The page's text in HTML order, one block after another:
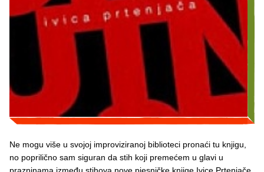
Ne mogu više u svojoj improviziranoj biblioteci pronaći tu knjigu,
no poprilično sam siguran da stih koji premećem u glavi u
prazninama između stihova nove pjesničke knjige Ivice Prtenjače,